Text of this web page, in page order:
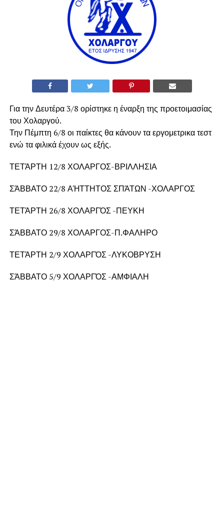
Για την Δευτέρα 3/8 ορίστηκε η έναρξη της προετοιμασίας
του Χολαργού.
Την Πέμπτη 6/8 οι παίκτες θα κάνουν τα εργομετρικα τεστ
ενώ τα φιλικά έχουν ως εξής.
ΤΕΤΆΡΤΗ 12/8 ΧΟΛΑΡΓΟΣ-ΒΡΙΛΛΗΣΙΑ
ΣΆΒΒΑΤΟ 22/8 ΑΉΤΤΗΤΟΣ ΣΠΆΤΩΝ -ΧΟΛΑΡΓΟΣ
ΤΕΤΆΡΤΗ 26/8 ΧΟΛΑΡΓΌΣ -ΠΕΥΚΗ
ΣΆΒΒΑΤΟ 29/8 ΧΟΛΑΡΓΟΣ-Π.ΦΑΛΗΡΟ
ΤΕΤΆΡΤΗ 2/9 ΧΟΛΑΡΓΌΣ -ΛΥΚΟΒΡΥΣΗ
ΣΆΒΒΑΤΟ 5/9 ΧΟΛΑΡΓΌΣ -ΑΜΦΙΑΛΗ